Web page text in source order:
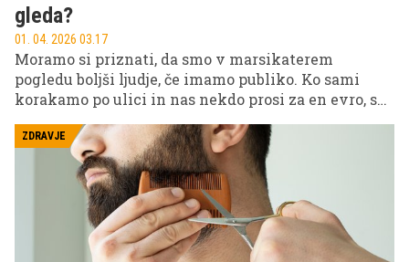
gleda?
01. 04. 2026 03.17
Moramo si priznati, da smo v marsikaterem
pogledu boljši ljudje, če imamo publiko. Ko sami
korakamo po ulici in nas nekdo prosi za en evro, se
ali s skupino ljudi, ki smo jih ravno spoznali, in se
zgodi enako, z veseljem potegnemo "tošel" iz žepa
in pokažemo, kako fajn človek smo. To ne pomeni,
da smo vsi prikriti sociopati, ampak le, da je
evolucija naredila svoje.
ZDRAVJE